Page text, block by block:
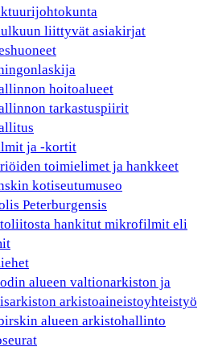
liittyvät asiakirjat
hoitoalueet
tarkastuspiirit
ja -kortit
toimielimet ja hankkeet
kotiseutumuseo
Peterburgensis
hankitut mikrofilmit eli
alueen valtionarkiston ja
arkistoaineistoyhteistyö
alueen arkistohallinto